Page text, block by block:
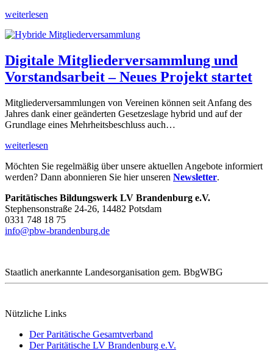
weiterlesen
Digitale Mitgliederversammlung und
Vorstandsarbeit – Neues Projekt startet
Mitgliederversammlungen von Vereinen können seit Anfang des
Jahres dank einer geänderten Gesetzeslage hybrid und auf der
Grundlage eines Mehrheitsbeschluss auch…
weiterlesen
Möchten Sie regelmäßig über unsere aktuellen Angebote informiert
werden? Dann abonnieren Sie hier unseren Newsletter.
Paritätisches Bildungswerk LV Brandenburg e.V.
Stephensonstraße 24-26, 14482 Potsdam
0331 748 18 75
info@pbw-brandenburg.de
Staatlich anerkannte Landesorganisation gem. BbgWBG
Nützliche Links
Der Paritätische Gesamtverband
Der Paritätische LV Brandenburg e.V.